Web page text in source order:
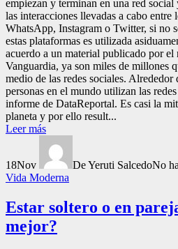
empiezan y terminan en una red
las interacciones llevadas a cabo
WhatsApp, Instagram o Twitter, si no
estas plataformas es utilizada
acuerdo a un material publicado por el
Vanguardia, ya son miles de millones
medio de las redes sociales.
personas en el mundo utilizan las
informe de DataReportal. Es casi la
planeta y por ello result...
Leer más
18Nov De Yeruti SalcedoNo
Vida Moderna
Estar soltero o en
mejor?